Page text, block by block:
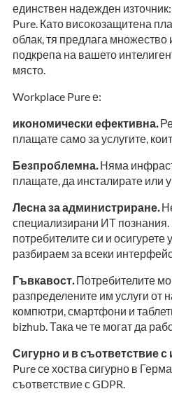
единствен надежден
Pure. Като високозащитена
облак, тя предлага множество
подкрепа на вашето
място.
Workplace Pure е:
икономически ефективна.
плащате само за услугите,
Безпроблемна.Няма
плащате, да инсталирате или
Лесна за администриране.
специализирани ИТ
потребителите си и
разбираем за всеки
Гъвкавост.Потребителите
разпределените им услуги от
компютри, смартфони и
bizhub. Така че те могат да
Сигурно и в съответствие с
Pure се хоства сигурно в
съответствие с GDPR.